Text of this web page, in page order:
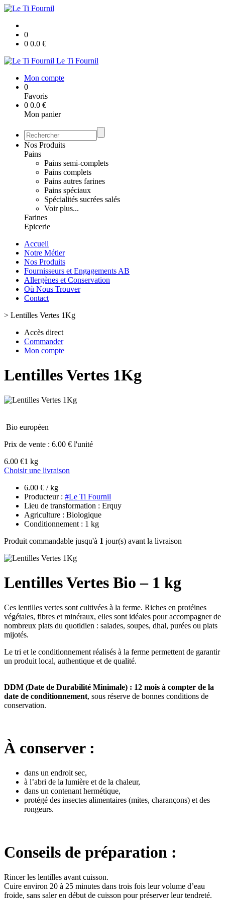
0
0 0.0 €
Le Ti Fournil
Mon compte
0
Favoris
0 0.0 €
Mon panier
Nos Produits
Pains
Pains semi-complets
Pains complets
Pains autres farines
Pains spéciaux
Spécialités sucrées salés
Voir plus...
Farines
Epicerie
Accueil
Notre Métier
Nos Produits
Fournisseurs et Engagements AB
Allergènes et Conservation
Où Nous Trouver
Contact
> Lentilles Vertes 1Kg
Accès direct
Commander
Mon compte
Lentilles Vertes 1Kg
Bio européen
Prix de vente : 6.00 € l'unité
6.00 €1 kg
Choisir une livraison
6.00 € / kg
Producteur : #Le Ti Fournil
Lieu de transformation : Erquy
Agriculture : Biologique
Conditionnement : 1 kg
Produit commandable jusqu'à 1 jour(s) avant la livraison
Lentilles Vertes Bio – 1 kg
Ces lentilles vertes sont cultivées à la ferme. Riches en protéines
végétales, fibres et minéraux, elles sont idéales pour accompagner de
nombreux plats du quotidien : salades, soupes, dhal, purées ou plats
mijotés.
Le tri et le conditionnement réalisés à la ferme permettent de garantir
un produit local, authentique et de qualité.
DDM (Date de Durabilité Minimale) : 12 mois à compter de la
date de conditionnement, sous réserve de bonnes conditions de
conservation.
À conserver :
dans un endroit sec,
à l’abri de la lumière et de la chaleur,
dans un contenant hermétique,
protégé des insectes alimentaires (mites, charançons) et des
rongeurs.
Conseils de préparation :
Rincer les lentilles avant cuisson.
Cuire environ 20 à 25 minutes dans trois fois leur volume d’eau
froide, sans saler en début de cuisson pour préserver leur tendreté.